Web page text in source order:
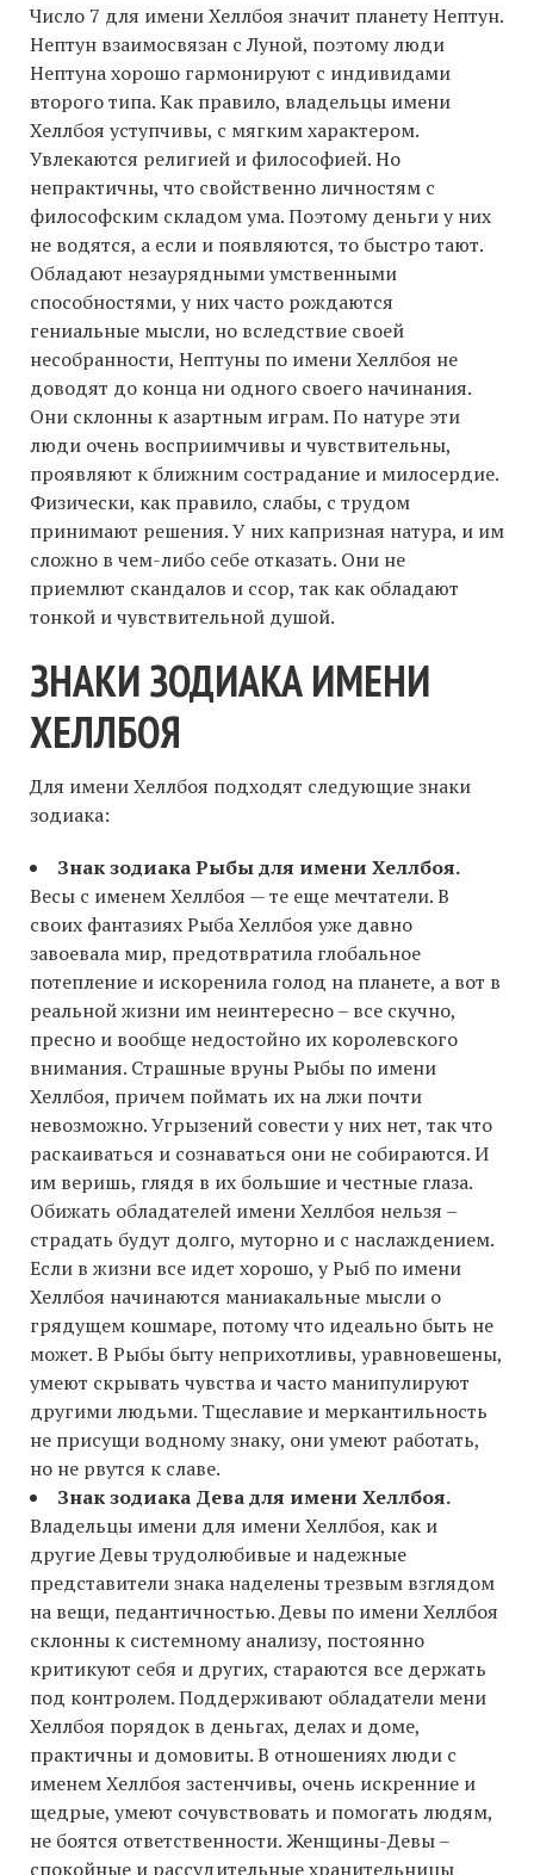
Число 7 для имени Хеллбоя значит планету Нептун.
Нептун взаимосвязан с Луной, поэтому люди
Нептуна хорошо гармонируют с индивидами
второго типа. Как правило, владельцы имени
Хеллбоя уступчивы, с мягким характером.
Увлекаются религией и философией. Но
непрактичны, что свойственно личностям с
философским складом ума. Поэтому деньги у них
не водятся, а если и появляются, то быстро тают.
Обладают незаурядными умственными
способностями, у них часто рождаются
гениальные мысли, но вследствие своей
несобранности, Нептуны по имени Хеллбоя не
доводят до конца ни одного своего начинания.
Они склонны к азартным играм. По натуре эти
люди очень восприимчивы и чувствительны,
проявляют к ближним сострадание и милосердие.
Физически, как правило, слабы, с трудом
принимают решения. У них капризная натура, и им
сложно в чем-либо себе отказать. Они не
приемлют скандалов и ссор, так как обладают
тонкой и чувствительной душой.
ЗНАКИ ЗОДИАКА ИМЕНИ
ХЕЛЛБОЯ
Для имени Хеллбоя подходят следующие знаки
зодиака:
Знак зодиака Рыбы для имени Хеллбоя.
Весы с именем Хеллбоя — те еще мечтатели. В
своих фантазиях Рыба Хеллбоя уже давно
завоевала мир, предотвратила глобальное
потепление и искоренила голод на планете, а вот в
реальной жизни им неинтересно – все скучно,
пресно и вообще недостойно их королевского
внимания. Страшные вруны Рыбы по имени
Хеллбоя, причем поймать их на лжи почти
невозможно. Угрызений совести у них нет, так что
раскаиваться и сознаваться они не собираются. И
им веришь, глядя в их большие и честные глаза.
Обижать обладателей имени Хеллбоя нельзя –
страдать будут долго, муторно и с наслаждением.
Если в жизни все идет хорошо, у Рыб по имени
Хеллбоя начинаются маниакальные мысли о
грядущем кошмаре, потому что идеально быть не
может. В Рыбы быту неприхотливы, уравновешены,
умеют скрывать чувства и часто манипулируют
другими людьми. Тщеславие и меркантильность
не присущи водному знаку, они умеют работать,
но не рвутся к славе.
Знак зодиака Дева для имени Хеллбоя.
Владельцы имени для имени Хеллбоя, как и
другие Девы трудолюбивые и надежные
представители знака наделены трезвым взглядом
на вещи, педантичностью. Девы по имени Хеллбоя
склонны к системному анализу, постоянно
критикуют себя и других, стараются все держать
под контролем. Поддерживают обладатели мени
Хеллбоя порядок в деньгах, делах и доме,
практичны и домовиты. В отношениях люди с
именем Хеллбоя застенчивы, очень искренние и
щедрые, умеют сочувствовать и помогать людям,
не боятся ответственности. Женщины-Девы –
спокойные и рассудительные хранительницы